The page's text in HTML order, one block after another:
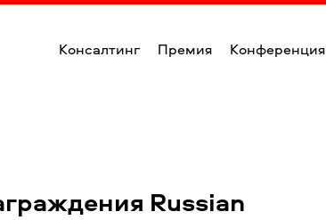
Консалтинг Премия Конференция
Russian